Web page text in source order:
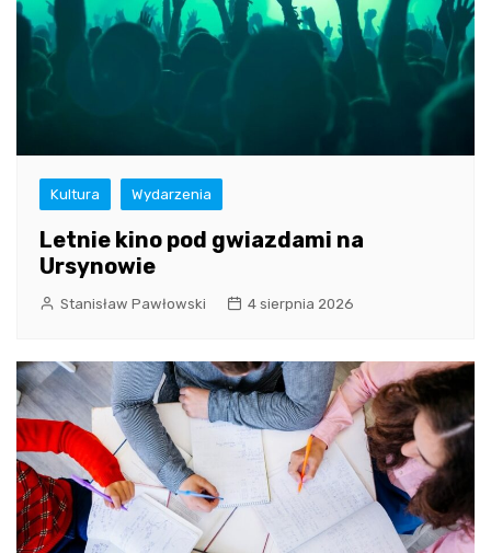
Kultura Wydarzenia
Letnie kino pod gwiazdami na
Ursynowie
Stanisław Pawłowski 4 sierpnia 2026